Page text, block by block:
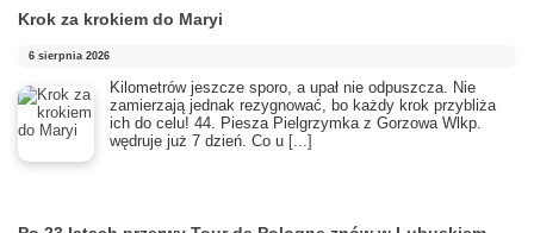
Krok za krokiem do Maryi
6 sierpnia 2026
Kilometrów jeszcze sporo, a upał nie odpuszcza. Nie
zamierzają jednak rezygnować, bo każdy krok przybliża
ich do celu! 44. Piesza Pielgrzymka z Gorzowa Wlkp.
wędruje już 7 dzień. Co u [...]